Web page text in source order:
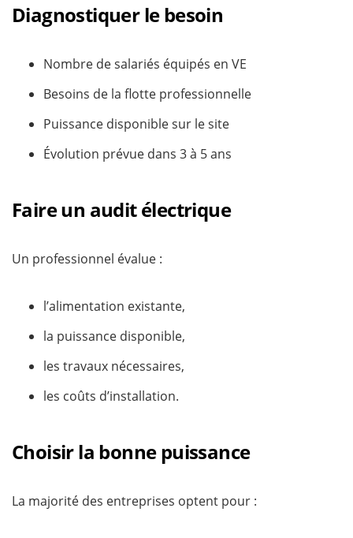
Diagnostiquer le besoin
Nombre de salariés équipés en VE
Besoins de la flotte professionnelle
Puissance disponible sur le site
Évolution prévue dans 3 à 5 ans
Faire un audit électrique
Un professionnel évalue :
l’alimentation existante,
la puissance disponible,
les travaux nécessaires,
les coûts d’installation.
Choisir la bonne puissance
La majorité des entreprises optent pour :